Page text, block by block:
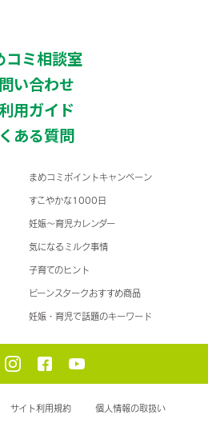
コミ相談室
い合わせ
用ガイド
ある質問
まめコミポイントキャンペーン
すこやかな1000日
妊娠〜育児カレンダー
気になるミルク事情
子育てのヒント
ビーンスタークおすすめ商品
妊娠・育児で話題のキーワード
サイト利用規約 個人情報の取扱い